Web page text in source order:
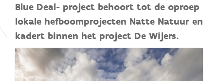
Blue Deal- project behoort tot de oproep
lokale hefboomprojecten Natte Natuur en
kadert binnen het project De Wijers.